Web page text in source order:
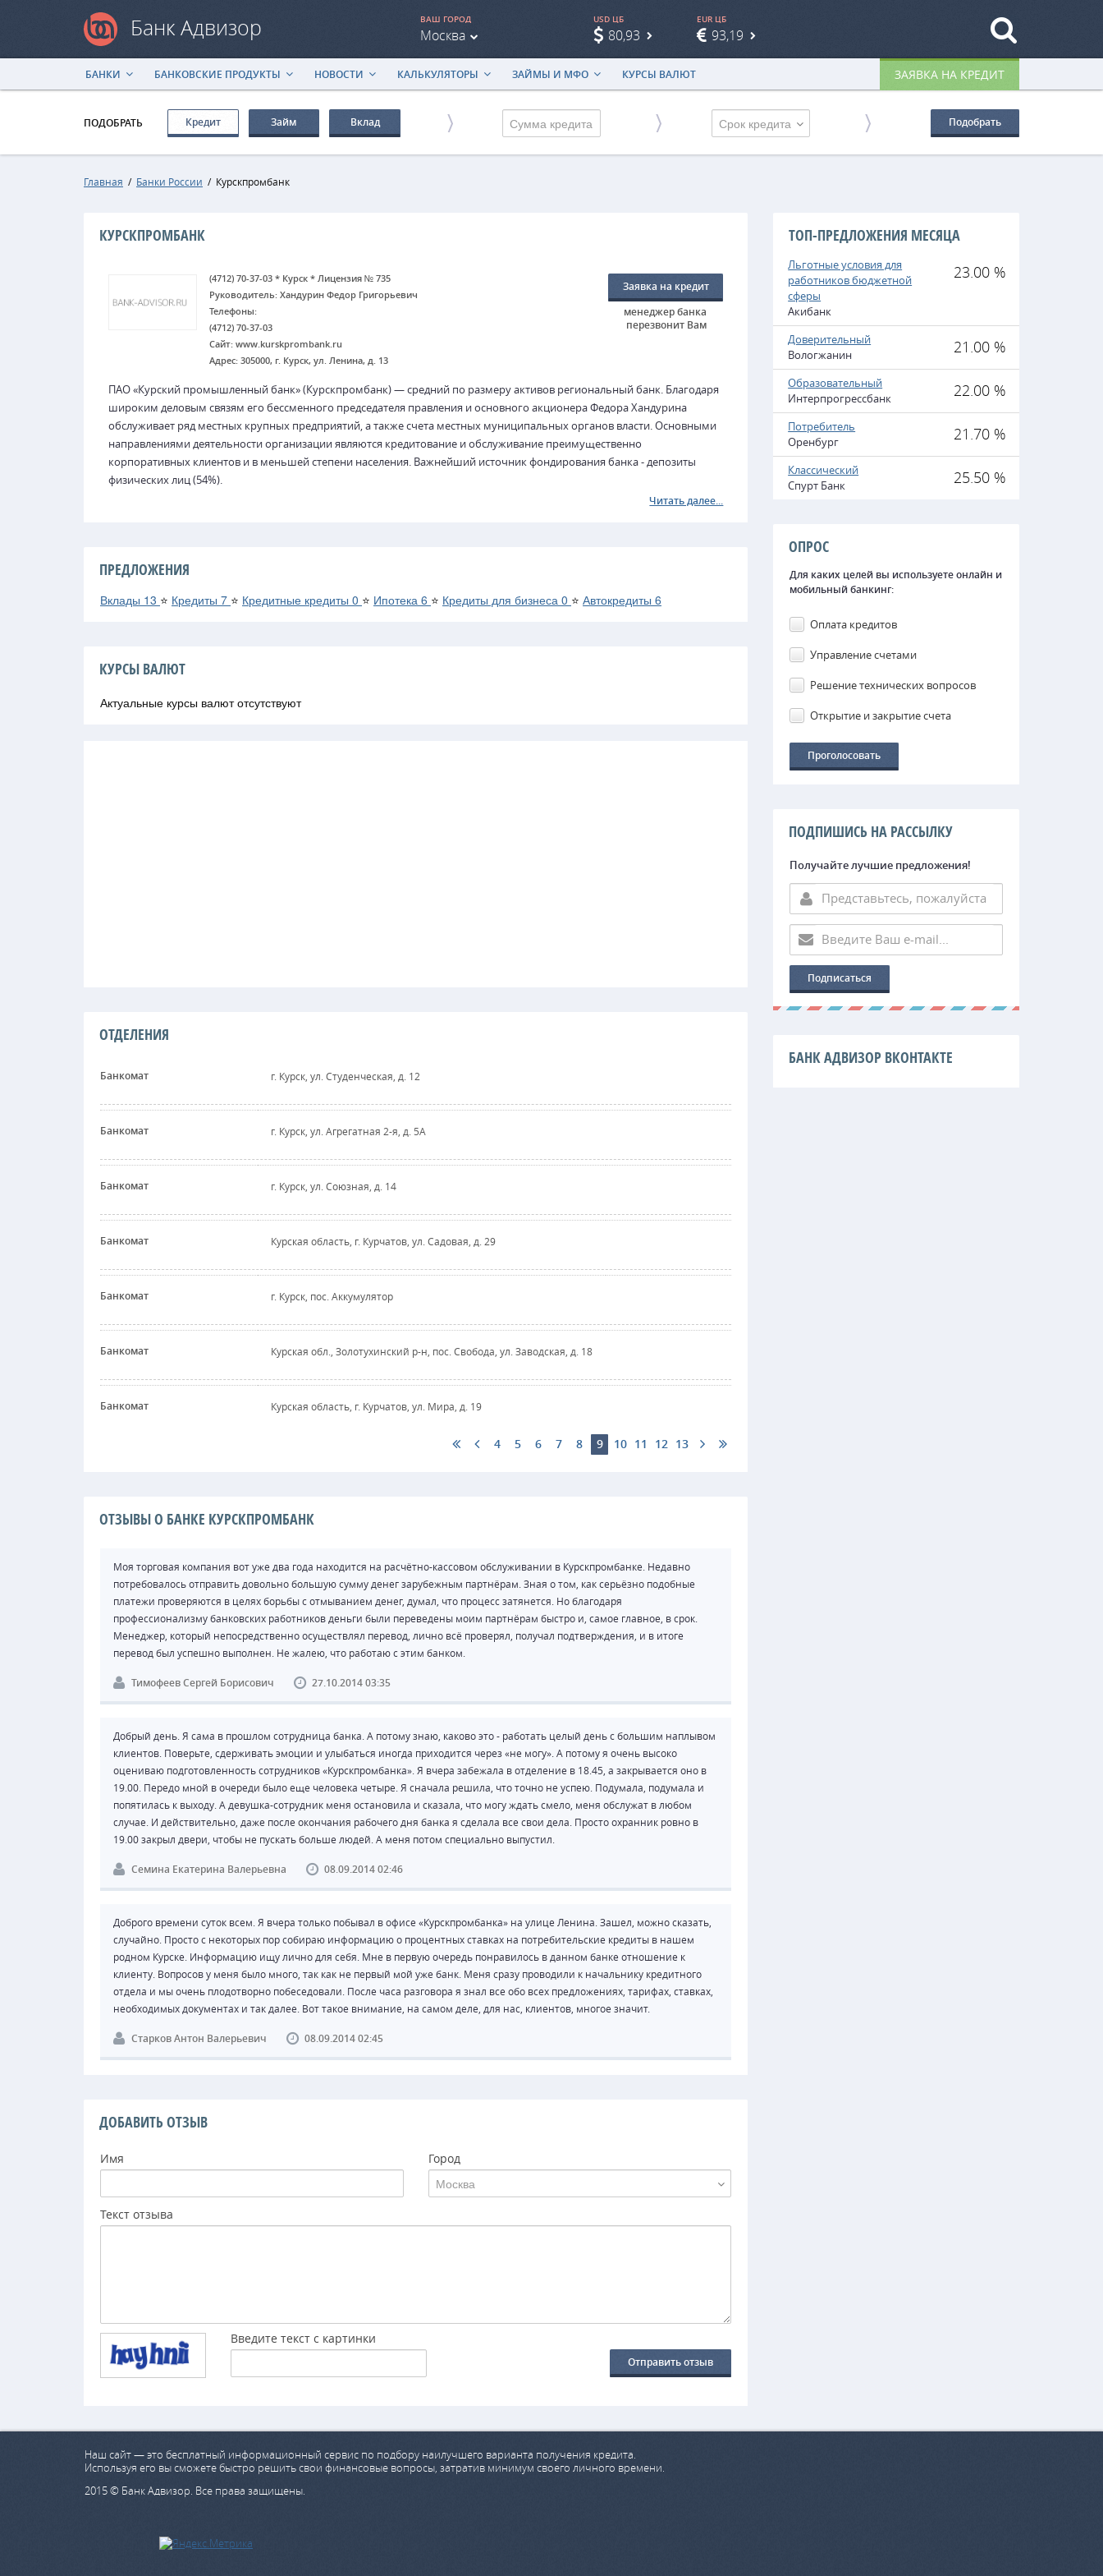
Банк Адвизор
ЗАЯВКА НА КРЕДИТ
БАНКИ БАНКОВСКИЕ ПРОДУКТЫ НОВОСТИ КАЛЬКУЛЯТОРЫ ЗАЙМЫ И МФО КУРСЫ ВАЛЮТ
ВАШ ГОРОД
Москва
USD ЦБ
80,93
EUR ЦБ
93,19
ПОДОБРАТЬ Кредит Займ Вклад Срок кредита Подобрать
Главная / Банки России / Курскпромбанк
КУРСКПРОМБАНК
(4712) 70-37-03 * Курск * Лицензия № 735
Руководитель: Хандурин Федор Григорьевич
Телефоны:
(4712) 70-37-03
Сайт: www.kurskprombank.ru
Адрес: 305000, г. Курск, ул. Ленина, д. 13
Заявка на кредит
менеджер банка
перезвонит Вам
ПАО «Курский промышленный банк» (Курскпромбанк) — средний по размеру активов региональный банк. Благодаря
широким деловым связям его бессменного председателя правления и основного акционера Федора Хандурина
обслуживает ряд местных крупных предприятий, а также счета местных муниципальных органов власти. Основными
направлениями деятельности организации являются кредитование и обслуживание преимущественно
корпоративных клиентов и в меньшей степени населения. Важнейший источник фондирования банка - депозиты
физических лиц (54%).
Читать далее...
ПРЕДЛОЖЕНИЯ
Вклады 13 ⭐ Кредиты 7 ⭐ Кредитные кредиты 0 ⭐ Ипотека 6 ⭐ Кредиты для бизнеса 0 ⭐ Автокредиты 6
КУРСЫ ВАЛЮТ
Актуальные курсы валют отсутствуют
ОТДЕЛЕНИЯ
Банкомат г. Курск, ул. Студенческая, д. 12
Банкомат г. Курск, ул. Агрегатная 2-я, д. 5А
Банкомат г. Курск, ул. Союзная, д. 14
Банкомат Курская область, г. Курчатов, ул. Садовая, д. 29
Банкомат г. Курск, пос. Аккумулятор
Банкомат Курская обл., Золотухинский р-н, пос. Свобода, ул. Заводская, д. 18
Банкомат Курская область, г. Курчатов, ул. Мира, д. 19
4 5 6 7 8 9 10 11 12 13
ОТЗЫВЫ О БАНКЕ КУРСКПРОМБАНК
Моя торговая компания вот уже два года находится на расчётно-кассовом обслуживании в Курскпромбанке. Недавно
потребовалось отправить довольно большую сумму денег зарубежным партнёрам. Зная о том, как серьёзно подобные
платежи проверяются в целях борьбы с отмыванием денег, думал, что процесс затянется. Но благодаря
профессионализму банковских работников деньги были переведены моим партнёрам быстро и, самое главное, в срок.
Менеджер, который непосредственно осуществлял перевод, лично всё проверял, получал подтверждения, и в итоге
перевод был успешно выполнен. Не жалею, что работаю с этим банком.
Тимофеев Сергей Борисович 27.10.2014 03:35
Добрый день. Я сама в прошлом сотрудница банка. А потому знаю, каково это - работать целый день с большим наплывом
клиентов. Поверьте, сдерживать эмоции и улыбаться иногда приходится через «не могу». А потому я очень высоко
оцениваю подготовленность сотрудников «Курскпромбанка». Я вчера забежала в отделение в 18.45, а закрывается оно в
19.00. Передо мной в очереди было еще человека четыре. Я сначала решила, что точно не успею. Подумала, подумала и
попятилась к выходу. А девушка-сотрудник меня остановила и сказала, что могу ждать смело, меня обслужат в любом
случае. И действительно, даже после окончания рабочего дня банка я сделала все свои дела. Просто охранник ровно в
19.00 закрыл двери, чтобы не пускать больше людей. А меня потом специально выпустил.
Семина Екатерина Валерьевна 08.09.2014 02:46
Доброго времени суток всем. Я вчера только побывал в офисе «Курскпромбанка» на улице Ленина. Зашел, можно сказать,
случайно. Просто с некоторых пор собираю информацию о процентных ставках на потребительские кредиты в нашем
родном Курске. Информацию ищу лично для себя. Мне в первую очередь понравилось в данном банке отношение к
клиенту. Вопросов у меня было много, так как не первый мой уже банк. Меня сразу проводили к начальнику кредитного
отдела и мы очень плодотворно побеседовали. После часа разговора я знал все обо всех предложениях, тарифах, ставках,
необходимых документах и так далее. Вот такое внимание, на самом деле, для нас, клиентов, многое значит.
Старков Антон Валерьевич 08.09.2014 02:45
ДОБАВИТЬ ОТЗЫВ
Имя Город
Москва
Текст отзыва
Введите текст с картинки
Отправить отзыв
ТОП-ПРЕДЛОЖЕНИЯ МЕСЯЦА
Льготные условия для
работников бюджетной
сферы
Акибанк
23.00 %
Доверительный
Вологжанин
21.00 %
Образовательный
Интерпрогрессбанк
22.00 %
Потребитель
Оренбург
21.70 %
Классический
Спурт Банк
25.50 %
ОПРОС
Для каких целей вы используете онлайн и
мобильный банкинг:
Оплата кредитов
Управление счетами
Решение технических вопросов
Открытие и закрытие счета
ПОДПИШИСЬ НА РАССЫЛКУ
Получайте лучшие предложения!
БАНК АДВИЗОР ВКОНТАКТЕ
Наш сайт — это бесплатный информационный сервис по подбору наилучшего варианта получения кредита.
Используя его вы сможете быстро решить свои финансовые вопросы, затратив минимум своего личного времени.
2015 © Банк Адвизор. Все права защищены.